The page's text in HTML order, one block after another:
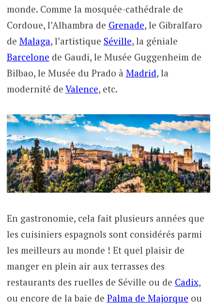
monde. Comme la mosquée-cathédrale de
Cordoue, l’Alhambra de Grenade, le Gibralfaro
de Malaga, l’artistique Séville, la géniale
Barcelone de Gaudi, le Musée Guggenheim de
Bilbao, le Musée du Prado à Madrid, la
modernité de Valence, etc.
En gastronomie, cela fait plusieurs années que
les cuisiniers espagnols sont considérés parmi
les meilleurs au monde ! Et quel plaisir de
manger en plein air aux terrasses des
restaurants des ruelles de Séville ou de Cadix,
ou encore de la baie de Palma de Majorque ou